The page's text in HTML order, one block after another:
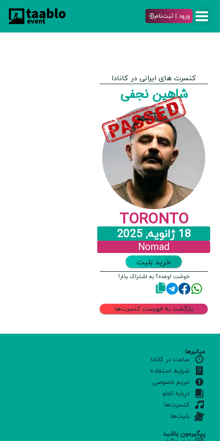
ورود | ثبت‌نام
کنسرت های ایرانی در کانادا
شاهین نجفی
TORONTO
18 ژانویه, 2025
Nomad
خرید بلیت
خوشت اومده؟ به اشتراک بذار!
بازگشت به فهرست کنسرت‌ها
میانبرها
ساعت در کانادا
شرایط استفاده
حریم خصوصی
درباره تابلو
کنسرت‌ها
بلیت‌ها
پیگیرمون باشید